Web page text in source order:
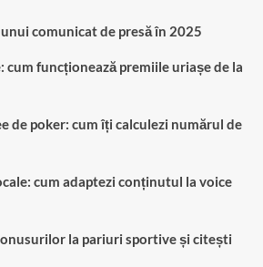
comunicat de presă în 2025
cum funcționează premiile uriașe de la
de poker: cum îți calculezi numărul de
cum adaptezi conținutul la voice
la pariuri sportive și citești